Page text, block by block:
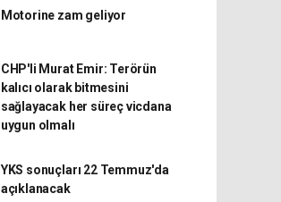
Motorine zam geliyor
CHP'li Murat Emir: Terörün
kalıcı olarak bitmesini
sağlayacak her süreç vicdana
uygun olmalı
YKS sonuçları 22 Temmuz'da
açıklanacak